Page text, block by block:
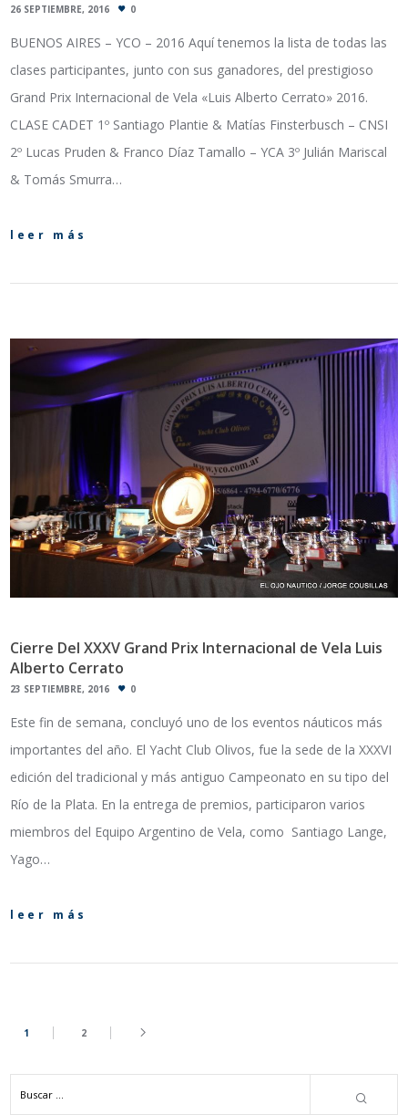
26 SEPTIEMBRE, 2016 0
BUENOS AIRES – YCO – 2016 Aquí tenemos la lista de todas las
clases participantes, junto con sus ganadores, del prestigioso
Grand Prix Internacional de Vela «Luis Alberto Cerrato» 2016.
CLASE CADET 1º Santiago Plantie & Matías Finsterbusch – CNSI
2º Lucas Pruden & Franco Díaz Tamallo – YCA 3º Julián Mariscal
& Tomás Smurra…
leer más
Cierre Del XXXV Grand Prix Internacional de Vela Luis
Alberto Cerrato
23 SEPTIEMBRE, 2016 0
Este fin de semana, concluyó uno de los eventos náuticos más
importantes del año. El Yacht Club Olivos, fue la sede de la XXXVI
edición del tradicional y más antiguo Campeonato en su tipo del
Río de la Plata. En la entrega de premios, participaron varios
miembros del Equipo Argentino de Vela, como Santiago Lange,
Yago…
leer más
1 2